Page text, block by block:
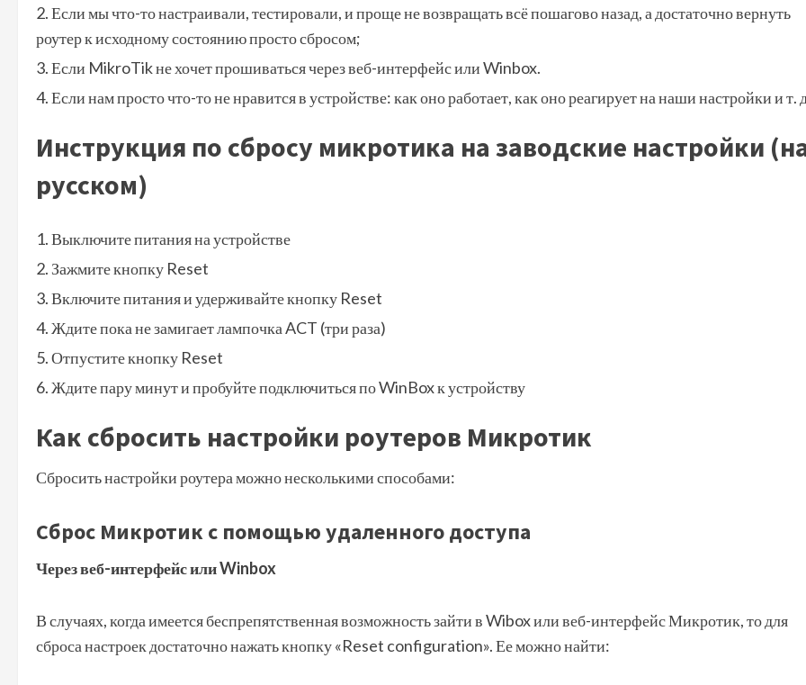
Если мы что-то настраивали, тестировали, и проще не возвращать всё пошагово назад, а достаточно вернуть
роутер к исходному состоянию просто сбросом;
Если MikroTik не хочет прошиваться через веб-интерфейс или Winbox.
Если нам просто что-то не нравится в устройстве: как оно работает, как оно реагирует на наши настройки и т.
Инструкция по сбросу микротика на заводские настройки
русском)
Выключите питания на устройстве
Зажмите кнопку Reset
Включите питания и удерживайте кнопку Reset
Ждите пока не замигает лампочка ACT (три раза)
Отпустите кнопку Reset
Ждите пару минут и пробуйте подключиться по WinBox к устройству
Как сбросить настройки роутеров Микротик
Сбросить настройки роутера можно несколькими способами:
Сброс Микротик с помощью удаленного доступа
Через веб-интерфейс или Winbox
В случаях, когда имеется беспрепятственная возможность зайти в Wibox или веб-интерфейс Микротик, то для
сброса настроек достаточно нажать кнопку «Reset configuration». Ее можно найти: